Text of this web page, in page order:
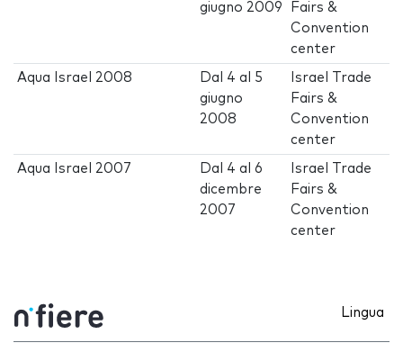
giugno 2009
Fairs &
Convention
center
Aqua Israel 2008 Dal 4 al 5
giugno
2008
Israel Trade
Fairs &
Convention
center
Aqua Israel 2007 Dal 4 al6
dicembre
2007
Israel Trade
Fairs &
Convention
center
Lingua